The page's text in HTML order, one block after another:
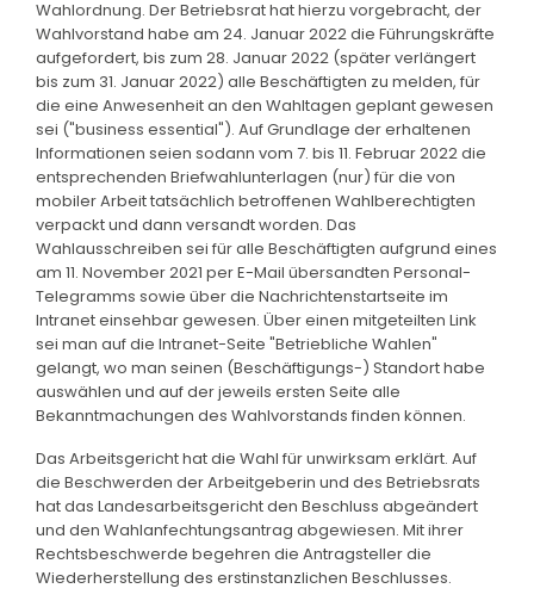
Wahlordnung. Der Betriebsrat hat hierzu vorgebracht, der
Wahlvorstand habe am 24. Januar 2022 die Führungskräfte
aufgefordert, bis zum 28. Januar 2022 (später verlängert
bis zum 31. Januar 2022) alle Beschäftigten zu melden, für
die eine Anwesenheit an den Wahltagen geplant gewesen
sei ("business essential"). Auf Grundlage der erhaltenen
Informationen seien sodann vom 7. bis 11. Februar 2022 die
entsprechenden Briefwahlunterlagen (nur) für die von
mobiler Arbeit tatsächlich betroffenen Wahlberechtigten
verpackt und dann versandt worden. Das
Wahlausschreiben sei für alle Beschäftigten aufgrund eines
am 11. November 2021 per E-Mail übersandten Personal-
Telegramms sowie über die Nachrichtenstartseite im
Intranet einsehbar gewesen. Über einen mitgeteilten Link
sei man auf die Intranet-Seite "Betriebliche Wahlen"
gelangt, wo man seinen (Beschäftigungs-) Standort habe
auswählen und auf der jeweils ersten Seite alle
Bekanntmachungen des Wahlvorstands finden können.
Das Arbeitsgericht hat die Wahl für unwirksam erklärt. Auf
die Beschwerden der Arbeitgeberin und des Betriebsrats
hat das Landesarbeitsgericht den Beschluss abgeändert
und den Wahlanfechtungsantrag abgewiesen. Mit ihrer
Rechtsbeschwerde begehren die Antragsteller die
Wiederherstellung des erstinstanzlichen Beschlusses.